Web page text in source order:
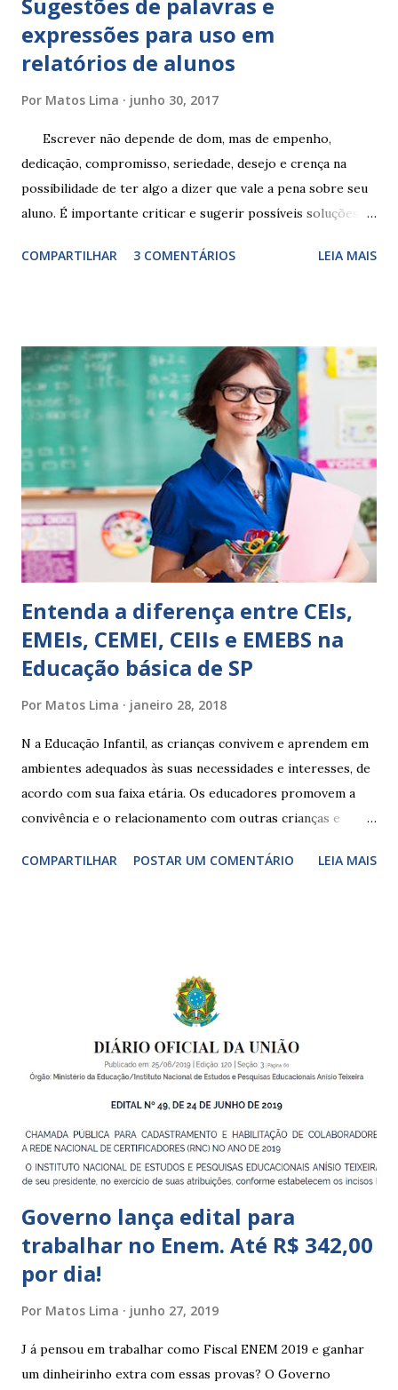
expressões para uso em
relatórios de alunos
Por Matos Lima junho 30, 2017
Escrever não depende de dom, mas de empenho,
dedicação, compromisso, seriedade, desejo e crença na
possibilidade de ter algo a dizer que vale a pena sobre seu
aluno. É importante criticar e sugerir possíveis soluções.
exercitação. E encontrar a melhor maneira de expressar o
sempre as intervenções feitas para ações apresentadas,
isso ressalta trabalho. SUGESTÕES DE PALAVRAS E
EXPRESSÕES PARA USO EM RELATÓRIOS Você pensa Você
escreve O aluno não sabe O aluno não adquiriu os
conceitos, está em fase de aprendizado. Não tem limites
Apresenta dificuldades de auto-regulação, pois… É nervoso
Ainda não desenvolveu habilidades para convívio no
ambiente...
COMPARTILHAR 3 COMENTÁRIOS LEIA MAIS
Entenda a diferença entre CEIs,
EMEIs, CEMEI, CEIIs e EMEBS na
Educação básica de SP
Por Matos Lima janeiro 28, 2018
N a Educação Infantil, as crianças convivem e aprendem em
ambientes adequados às suas necessidades e interesses, de
acordo com sua faixa etária. Os educadores promovem a
convivência e o relacionamento com outras crianças e
garantir o direito das crianças a uma educação integral e de
crianças de zero a 3 anos e 11 meses; – EMEIs - Escolas
Municipais de Educação Infantil, que atendem crianças de 4
a 5 anos e 11 meses; – CEMEI - Centro Municipal de
Educação Infantil, que recebe crianças de zero a 5 anos e 11
Indígena, e trabalham com cri...
COMPARTILHAR POSTAR UM COMENTÁRIO LEIA MAIS
Governo lança edital para
trabalhar no Enem. Até R$ 342,00
por dia!
Por Matos Lima junho 27, 2019
J á pensou em trabalhar como Fiscal ENEM 2019 e ganhar
um dinheirinho extra com essas provas? O Governo